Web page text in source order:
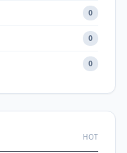
0
0
0
HOT